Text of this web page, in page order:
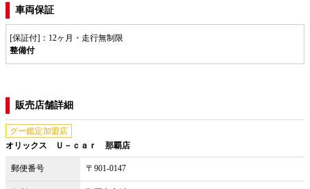
車両保証
[保証付]：12ヶ月・走行無制限
整備付
販売店舗詳細
グー鑑定加盟店
オリックス Ｕ－ｃａｒ 那覇店
郵便番号 〒901-0147